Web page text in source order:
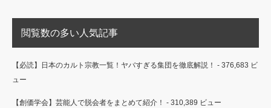
閲覧数の多い人気記事
【必読】日本のカルト宗教一覧！ヤバすぎる集団を徹底解説！ - 376,683 ビ
ュー
【創価学会】芸能人で脱会者をまとめて紹介！ - 310,389 ビュー